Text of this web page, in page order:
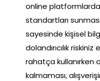
online
standartları
sayesinde kişisel
dolandırıcılık riskiniz
rahatça kullanırken
kalmaması,